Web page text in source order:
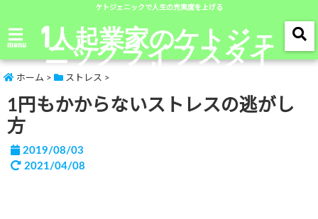
ケトジェニックで人生の充実度を上げる
menu 1人起業家のケトジェ
ニックライフスタイ
ル
ホーム > ストレス >
1円もかからないストレスの逃がし
方
2019/08/03
2021/04/08